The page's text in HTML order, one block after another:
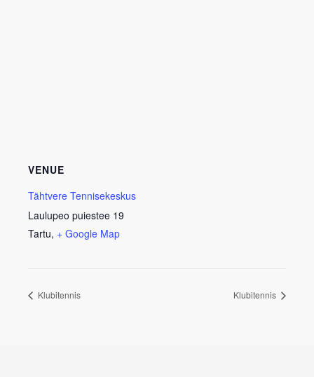
VENUE
Tähtvere Tennisekeskus
Laulupeo puiestee 19
Tartu, + Google Map
Klubitennis Klubitennis